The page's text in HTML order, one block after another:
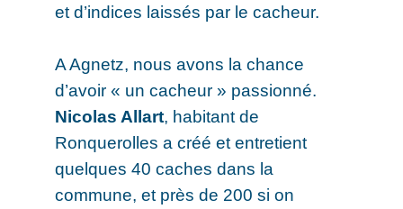
et d’indices laissés par le cacheur.
A Agnetz, nous avons la chance
d’avoir « un cacheur » passionné.
Nicolas Allart, habitant de
Ronquerolles a créé et entretient
quelques 40 caches dans la
commune, et près de 200 si on